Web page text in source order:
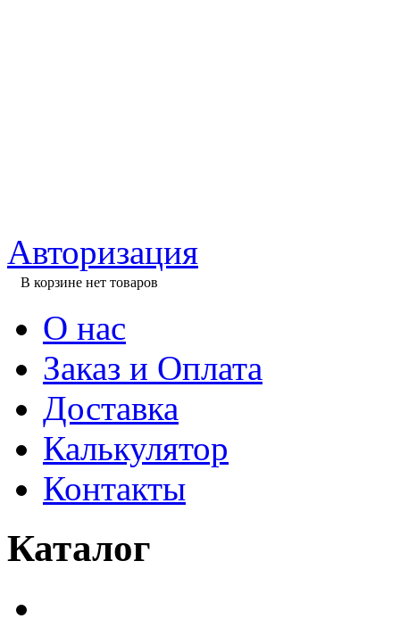
Авторизация
В корзине нет товаров
О нас
Заказ и Оплата
Доставка
Калькулятор
Контакты
Каталог